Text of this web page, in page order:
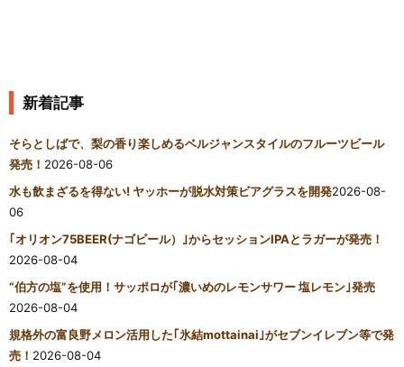
新着記事
そらとしばで、梨の香り楽しめるベルジャンスタイルのフルーツビール
発売！ 2026-08-06
水も飲まざるを得ない! ヤッホーが脱水対策ビアグラスを開発2026-08-
06
｢オリオン75BEER(ナゴビール）｣からセッションIPAとラガーが発売！
2026-08-04
“伯方の塩”を使用！サッポロが｢濃いめのレモンサワー 塩レモン｣発売
2026-08-04
規格外の富良野メロン活用した｢氷結mottainai｣がセブンイレブン等で発
売！ 2026-08-04